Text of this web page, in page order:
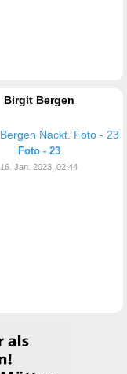
Birgit Bergen
Foto - 23
16. Jan. 2023, 02:44